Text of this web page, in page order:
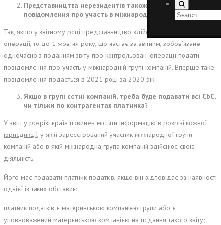
Представництва нерезидентів також мають подавати
повідомлення про участь в міжнародній групі компаній?
Так, якщо у звітному році представництво здійснювало контрольовані
операції, то до 1 жовтня року, що настає за звітним, зобов’язане
одночасно з поданням звіту про контрольовані операції подати
повідомлення про участь у міжнародній групі компаній. Вперше таке
повідомлення подається в 2021 році за 2020 рік.
Якщо в групі сотні компаній, треба буде подавати всі CbC,
чи тільки по контрагентах платника?
У звіті у розрізі країн повинен містити інформацію в розрізі кожної
юрисдикції, у якій зареєстрований учасник міжнародної групи
компаній або в якій міжнародна група компаній здійснює свою
діяльність.
Його має подавати платник податків, якщо він відповідає за наявності
однієї із таких обставин:
платник податків є материнською компанією групи або є
уповноважений материнською компанією на подання такого звіту;